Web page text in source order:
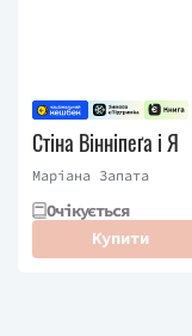
Стіна Вінніпеґа і Я
Маріана Запата
Очікується
Купити